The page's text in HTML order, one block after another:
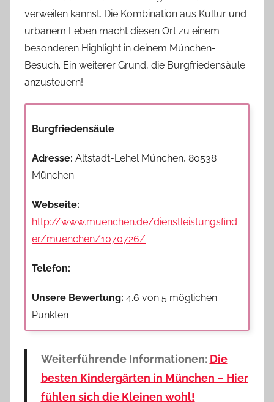
verweilen kannst. Die Kombination aus Kultur und
urbanem Leben macht diesen Ort zu einem
besonderen Highlight in deinem München-
Besuch. Ein weiterer Grund, die Burgfriedensäule
anzusteuern!
Burgfriedensäule
Adresse: Altstadt-Lehel München, 80538
München
Webseite:
http://www.muenchen.de/dienstleistungsfind
er/muenchen/1070726/
Telefon:
Unsere Bewertung: 4.6 von 5 möglichen
Punkten
Weiterführende Informationen: Die
besten Kindergärten in München – Hier
fühlen sich die Kleinen wohl!